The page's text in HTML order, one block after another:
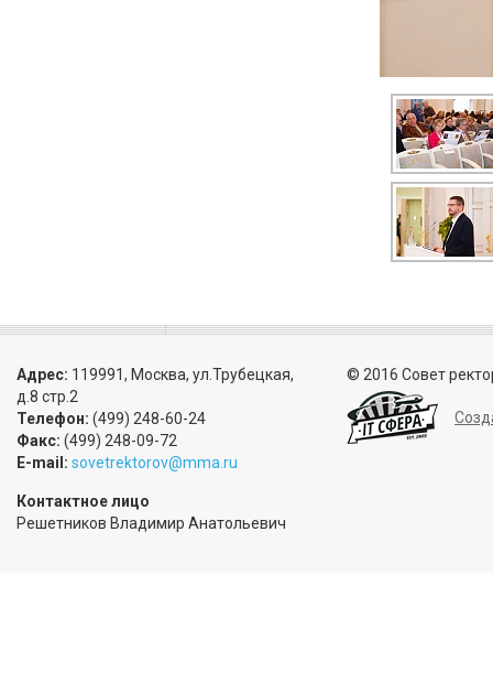
Адрес: 119991, Москва, ул.Трубецкая,
д.8 стр.2
Телефон: (499) 248-60-24
Факс: (499) 248-09-72
E-mail: sovetrektorov@mma.ru
Контактное лицо
Решетников Владимир Анатольевич
© 2016 Совет